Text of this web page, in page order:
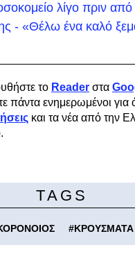
λίγο πριν από
- «Θέλω ένα καλό
το Reader στα
πάντα ενημερωμένοι για
και τα νέα από την
TAGS
#ΚΡΟΥΣΜΑΤΑ